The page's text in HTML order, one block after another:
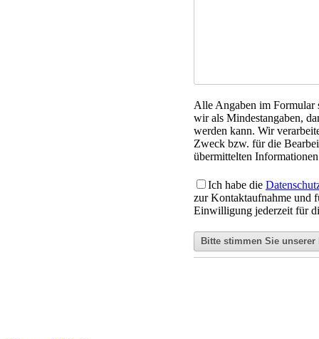
Alle Angaben im Formular
wir als Mindestangaben,
werden kann. Wir
Zweck bzw. für die
übermittelten
Ich habe die
zur Kontaktaufnahme und
Einwilligung jederzeit für